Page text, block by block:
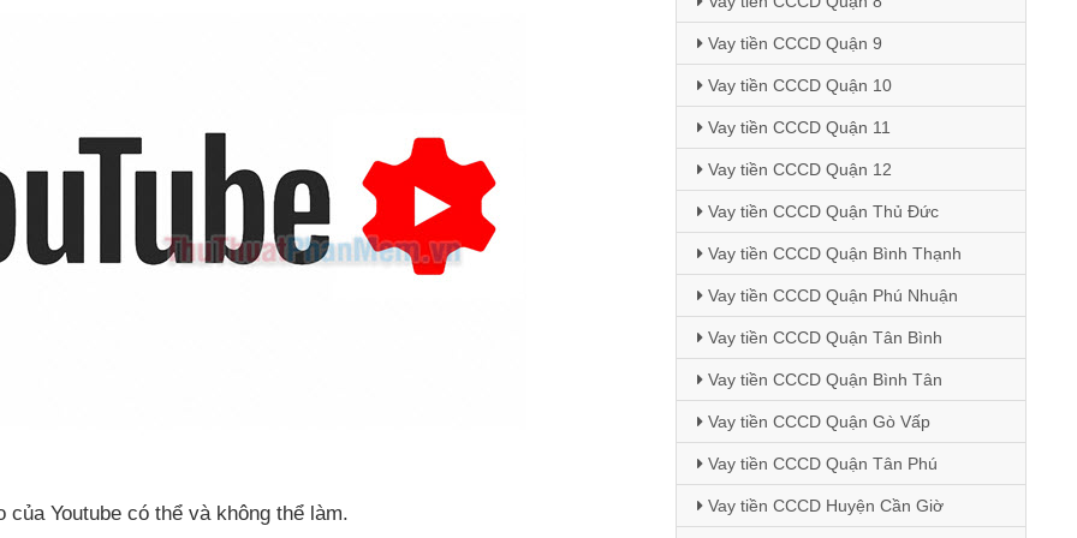
của Youtube có thể và không thể làm.
Vay tiền CCCD Quận 9
Vay tiền CCCD Quận 10
Vay tiền CCCD Quận 11
Vay tiền CCCD Quận 12
Vay tiền CCCD Quận Thủ Đức
Vay tiền CCCD Quận Bình Thạnh
Vay tiền CCCD Quận Phú Nhuận
Vay tiền CCCD Quận Tân Bình
Vay tiền CCCD Quận Bình Tân
Vay tiền CCCD Quận Gò Vấp
Vay tiền CCCD Quận Tân Phú
Vay tiền CCCD Huyện Cần Giờ